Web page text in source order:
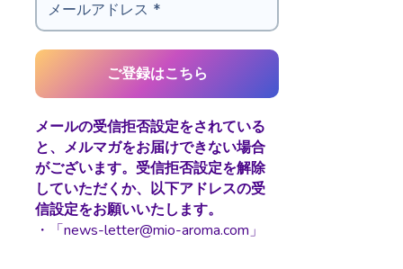
メールの受信拒否設定をされている
と、メルマガをお届けできない場合
がございます。受信拒否設定を解除
していただくか、以下アドレスの受
信設定をお願いいたします。
・「news-letter@mio-aroma.com」